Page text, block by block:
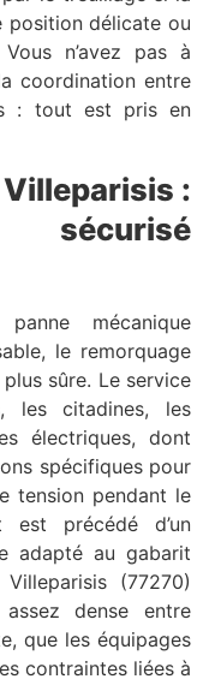
position délicate ou
n’avez pas à
coordination entre
: tout est pris en
:
sécurisé
mécanique
le remorquage
sûre. Le service
les citadines, les
électriques, dont
spécifiques pour
tension pendant le
est précédé d’un
adapté au gabarit
(77270)
dense entre
que les équipages
contraintes liées à